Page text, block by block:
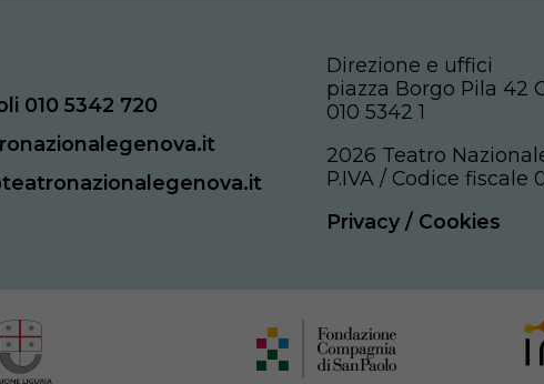
010 5342 720
Direzione e uffici
piazza Borgo Pila 42
010 5342 1
2026 Teatro
P.IVA / Codice fiscale
Privacy / Cookies